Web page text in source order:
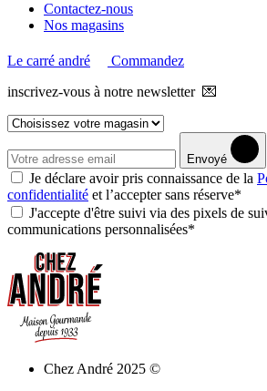
Contactez-nous
Nos magasins
Le carré andré
Commandez
inscrivez-vous à notre newsletter 💌
Envoyé
Je déclare avoir pris connaissance de la
confidentialité et l’accepter sans réserve*
J'accepte d'être suivi via des pixels de
communications personnalisées*
Chez André 2025 ©